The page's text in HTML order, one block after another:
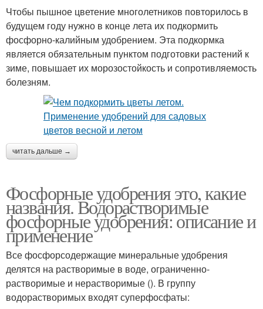
Чтобы пышное цветение многолетников повторилось в
будущем году нужно в конце лета их подкормить
фосфорно-калийным удобрением. Эта подкормка
является обязательным пунктом подготовки растений к
зиме, повышает их морозостойкость и сопротивляемость
болезням.
читать дальше →
Фосфорные удобрения это, какие
названия. Водорастворимые
фосфорные удобрения: описание и
применение
Все фосфорсодержащие минеральные удобрения
делятся на растворимые в воде, ограниченно-
растворимые и нерастворимые (). В группу
водорастворимых входят суперфосфаты: